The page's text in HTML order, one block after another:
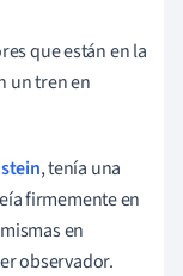
que están en la
un tren en
, tenía una
firmemente en
en
observador.